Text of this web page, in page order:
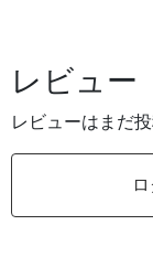
レビュー
レビューはまだ